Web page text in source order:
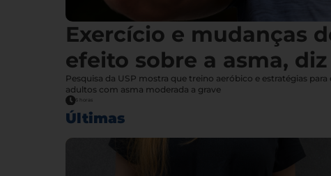
Exercício e mudanças
efeito sobre a asma,
Pesquisa da USP mostra que treino aeróbico e estratégias
adultos com asma moderada a grave
6 horas
Últimas